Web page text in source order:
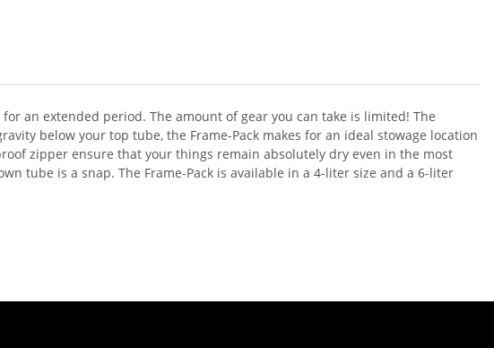
an extended period. The amount of gear you can take is limited! The
below your top tube, the Frame-Pack makes for an ideal stowage location
zipper ensure that your things remain absolutely dry even in the most
tube is a snap. The Frame-Pack is available in a 4-liter size and a 6-liter